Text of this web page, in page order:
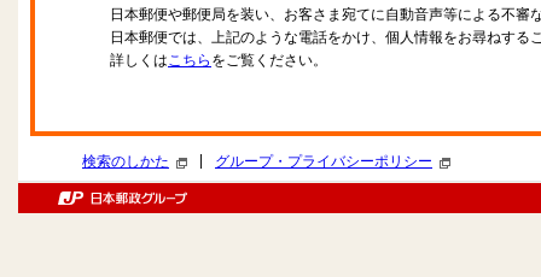
日本郵便や郵便局を装い、お客さま宛てに自動音声等による不審
日本郵便では、上記のような電話をかけ、個人情報をお尋ねする
詳しくはこちら をご覧ください。
検索のしかた グループ・プライバシーポリシー